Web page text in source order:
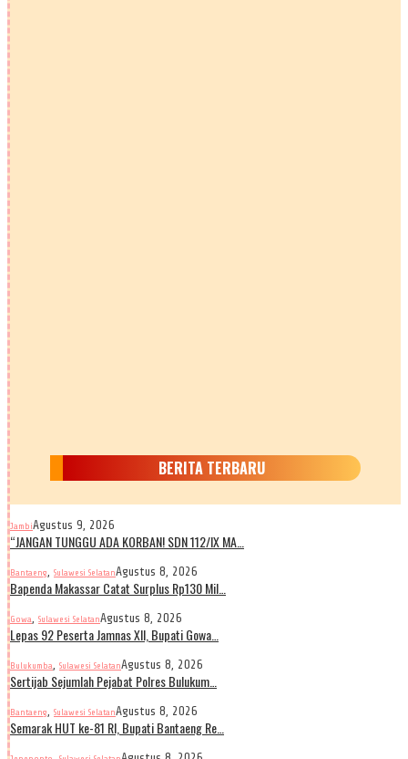
BERITA TERBARU
JambiAgustus 9, 2026
“JANGAN TUNGGU ADA KORBAN! SDN 112/IX MA…
Bantaeng, Sulawesi SelatanAgustus 8, 2026
Bapenda Makassar Catat Surplus Rp130 Mil…
Gowa, Sulawesi SelatanAgustus 8, 2026
Lepas 92 Peserta Jamnas XII, Bupati Gowa…
Bulukumba, Sulawesi SelatanAgustus 8, 2026
Sertijab Sejumlah Pejabat Polres Bulukum…
Bantaeng, Sulawesi SelatanAgustus 8, 2026
Semarak HUT ke-81 RI, Bupati Bantaeng Re…